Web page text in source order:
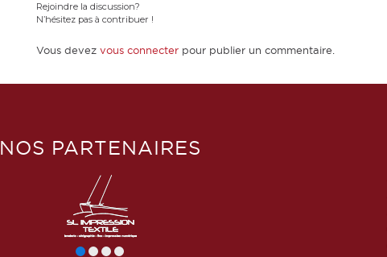
Rejoindre la discussion?
N’hésitez pas à contribuer !
Vous devez vous connecter pour publier un commentaire.
NOS PARTENAIRES